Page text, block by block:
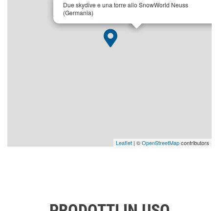
Due skydive e una torre allo SnowWorld Neuss
(Germania)
Leaflet | ©OpenStreetMapcontributors